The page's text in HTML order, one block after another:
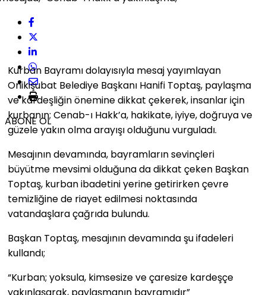
ABONE OL
Kurban Bayramı dolayısıyla mesaj yayımlayan
Onikişubat Belediye Başkanı Hanifi Toptaş, paylaşma
ve kardeşliğin önemine dikkat çekerek, insanlar için
kurbanın; Cenab-ı Hakk’a, hakikate, iyiye, doğruya ve
güzele yakın olma arayışı olduğunu vurguladı.
Mesajının devamında, bayramların sevinçleri
büyütme mevsimi olduğuna da dikkat çeken Başkan
Toptaş, kurban ibadetini yerine getirirken çevre
temizliğine de riayet edilmesi noktasında
vatandaşlara çağrıda bulundu.
Başkan Toptaş, mesajının devamında şu ifadeleri
kullandı;
“Kurban; yoksula, kimsesize ve çaresize kardeşçe